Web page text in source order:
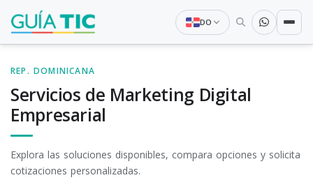
DO
REP. DOMINICANA
Servicios de Marketing Digital
Empresarial
Explora las soluciones disponibles, compara opciones y solicita
cotizaciones personalizadas.